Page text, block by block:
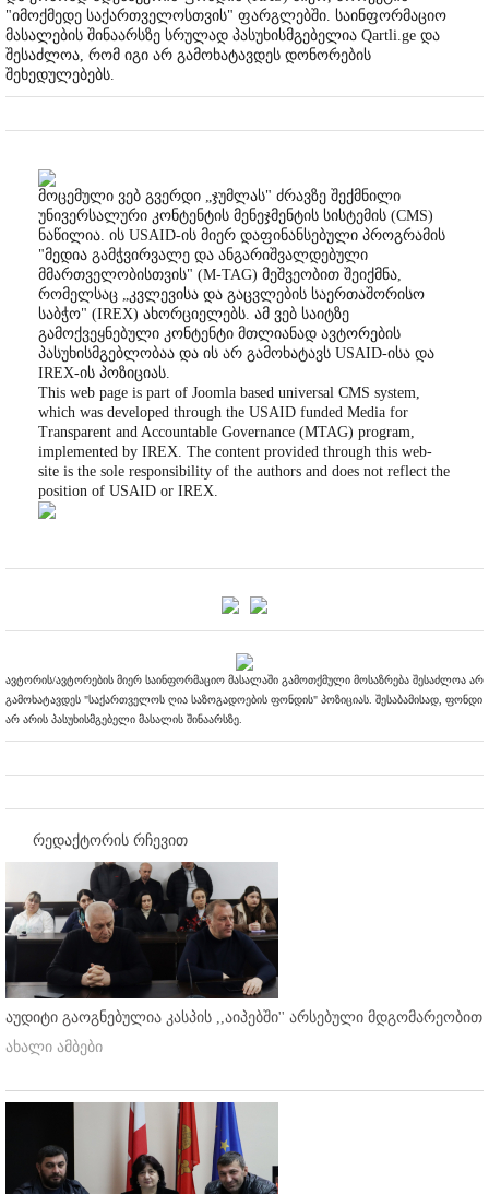
"იმოქმედე საქართველოსთვის" ფარგლებში. საინფორმაციო
მასალების შინაარსზე სრულად პასუხისმგებელია Qartli.ge და
შესაძლოა, რომ იგი არ გამოხატავდეს დონორების
შეხედულებებს.
მოცემული ვებ გვერდი „ჯუმლას" ძრავზე შექმნილი
უნივერსალური კონტენტის მენეჯმენტის სისტემის (CMS)
ნაწილია. ის USAID-ის მიერ დაფინანსებული პროგრამის
"მედია გამჭვირვალე და ანგარიშვალდებული
მმართველობისთვის" (M-TAG) მეშვეობით შეიქმნა,
რომელსაც „კვლევისა და გაცვლების საერთაშორისო
საბჭო" (IREX) ახორციელებს. ამ ვებ საიტზე
გამოქვეყნებული კონტენტი მთლიანად ავტორების
პასუხისმგებლობაა და ის არ გამოხატავს USAID-ისა და
IREX-ის პოზიციას.
This web page is part of Joomla based universal CMS system,
which was developed through the USAID funded Media for
Transparent and Accountable Governance (MTAG) program,
implemented by IREX. The content provided through this web-
site is the sole responsibility of the authors and does not reflect the
position of USAID or IREX.
ავტორის/ავტორების მიერ საინფორმაციო მასალაში გამოთქმული მოსაზრება შესაძლოა არ
გამოხატავდეს "საქართველოს ღია საზოგადოების ფონდის" პოზიციას. შესაბამისად, ფონდი
არ არის პასუხისმგებელი მასალის შინაარსზე.
რედაქტორის რჩევით
აუდიტი გაოგნებულია კასპის ,,აიპებში'' არსებული მდგომარეობით
ახალი ამბები